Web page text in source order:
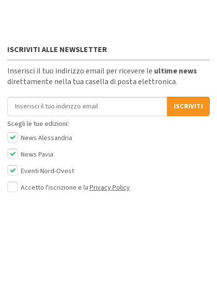
ISCRIVITI ALLE NEWSLETTER
Inserisci il tuo indirizzo email per ricevere le ultime news
direttamente nella tua casella di posta elettronica.
Indirizzo email
ISCRIVITI
Scegli le tue edizioni:
News Alessandria
News Pavia
Eventi Nord-Ovest
Accetto l'iscrizione e la Privacy Policy